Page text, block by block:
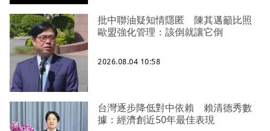
批中聯油疑知情隱匿 陳其邁籲比照
歐盟強化管理：該倒就讓它倒
2026.08.04 10:58
台灣逐步降低對中依賴 賴清德秀數
據：經濟創近50年最佳表現